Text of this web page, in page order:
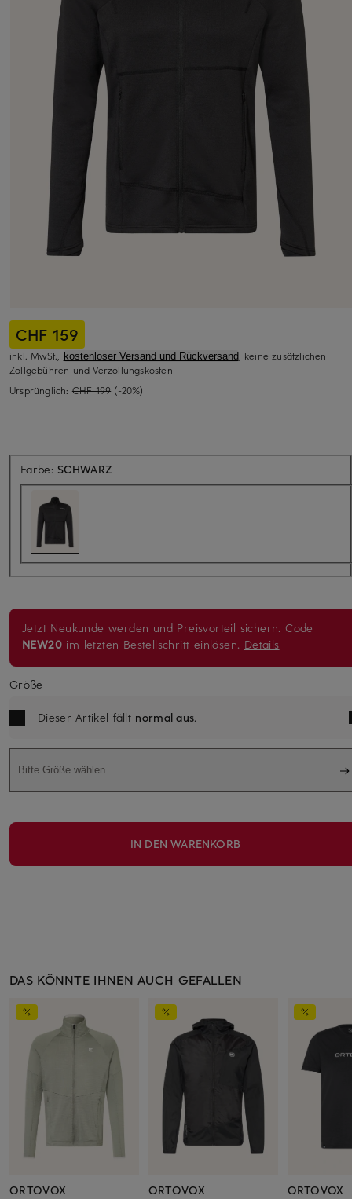
CHF 159
inkl. MwSt., kostenloser Versand und Rückversand, keine zusätzlichen
Zollgebühren und Verzollungskosten
Ursprünglich: CHF 199 (-20%)
Farbe: SCHWARZ
Jetzt Neukunde werden und Preisvorteil sichern. Code
NEW20 im letzten Bestellschritt einlösen. Details
Größe
Dieser Artikel fällt normal aus.
Bitte Größe wählen
IN DEN WARENKORB
DAS KÖNNTE IHNEN AUCH GEFALLEN
ORTOVOX
ORTOVOX
ORTOVOX